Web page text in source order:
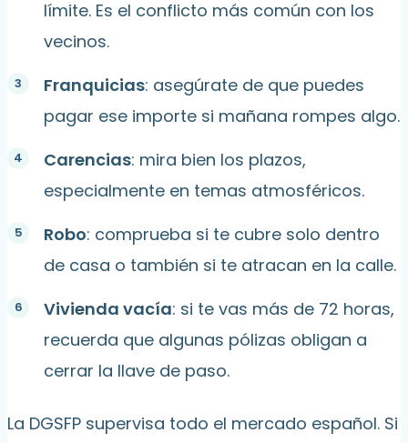
límite. Es el conflicto más común con los
vecinos.
Franquicias: asegúrate de que puedes
pagar ese importe si mañana rompes algo.
Carencias: mira bien los plazos,
especialmente en temas atmosféricos.
Robo: comprueba si te cubre solo dentro
de casa o también si te atracan en la calle.
Vivienda vacía: si te vas más de 72 horas,
recuerda que algunas pólizas obligan a
cerrar la llave de paso.
La DGSFP supervisa todo el mercado español. Si